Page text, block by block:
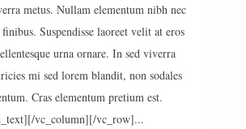
metus. Nullam elementum nibh nec
Suspendisse laoreet velit at eros
urna ornare. In sed viverra
mi sed lorem blandit, non sodales
Cras elementum pretium est.
vc_column][/vc_row]...